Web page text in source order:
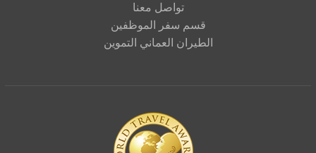
تواصل معنا
قسم سفر الموظفين
الطيران العماني التموين